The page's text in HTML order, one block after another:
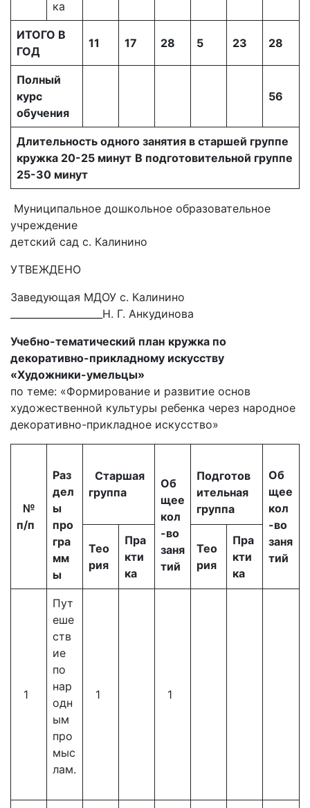
ка
ИТОГО В
ГОД
11 17 28 5 23 28
Полный
курс
обучения
56
Длительность одного занятия в старшей группе
кружка 20-25 минут В подготовительной группе
25-30 минут
Муниципальное дошкольное образовательное
учреждение
детский сад с. Калинино
УТВЕЖДЕНО
Заведующая МДОУ с. Калинино
___________________Н. Г. Анкудинова
Учебно-тематический план кружка по
декоративно-прикладному искусству
«Художники-умельцы»
по теме: «Формирование и развитие основ
художественной культуры ребенка через народное
декоративно-прикладное искусство»
№
п/п
Раз
дел
ы
про
гра
мм
ы
Старшая
группа
Об
щее
кол
-во
заня
тий
Подготов
ительная
группа
Об
щее
кол
-во
заня
тий
Тео
рия
Пра
кти
ка
Тео
рия
Пра
кти
ка
1
Пут
еше
ств
ие
по
нар
одн
ым
про
мыс
лам.
1 1